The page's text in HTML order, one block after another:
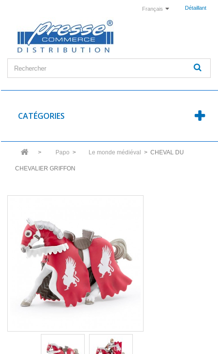
Détaillant
Français
CATÉGORIES
> Papo > Le monde médiéval > CHEVAL DU
CHEVALIER GRIFFON